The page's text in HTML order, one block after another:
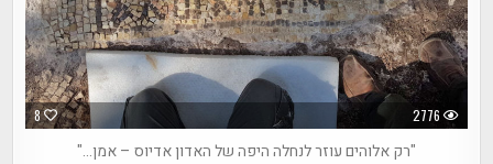
8 2776
"רק אלוהים עוזר לנחלה היפה של האדון אדיוס – אמן…"